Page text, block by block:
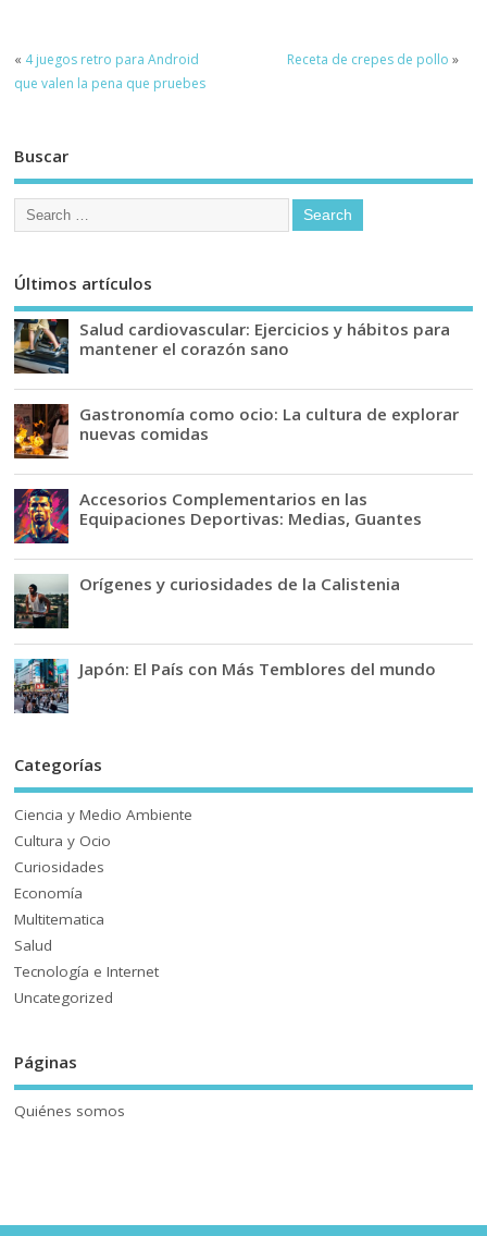
« 4 juegos retro para Android
que valen la pena que pruebes
Receta de crepes de pollo »
Buscar
Últimos artículos
Salud cardiovascular: Ejercicios y hábitos para
mantener el corazón sano
Gastronomía como ocio: La cultura de explorar
nuevas comidas
Accesorios Complementarios en las
Equipaciones Deportivas: Medias, Guantes
Orígenes y curiosidades de la Calistenia
Japón: El País con Más Temblores del mundo
Categorías
Ciencia y Medio Ambiente
Cultura y Ocio
Curiosidades
Economía
Multitematica
Salud
Tecnología e Internet
Uncategorized
Páginas
Quiénes somos